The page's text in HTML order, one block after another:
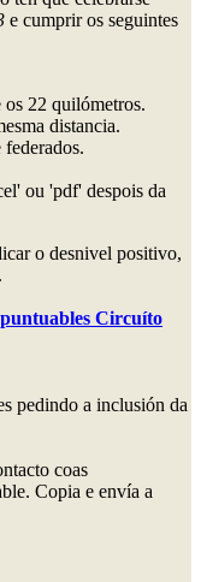
e cumprir os seguintes
os 22 quilómetros.
distancia.
ou 'pdf' despois da
o desnivel positivo,
Circuíto
pedindo a inclusión da
coas
Copia e envía a